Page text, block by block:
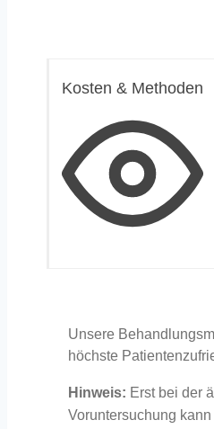
Kosten & Methoden
Unsere
höchste
Hinweis: Erst bei der
Voruntersuchung